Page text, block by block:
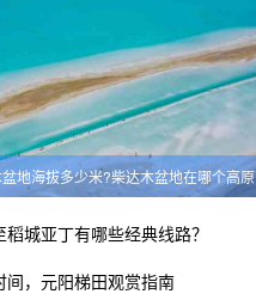
地海拔多少米?柴达木盆地在哪个高原
城亚丁有哪些经典线路？
，元阳梯田观赏指南